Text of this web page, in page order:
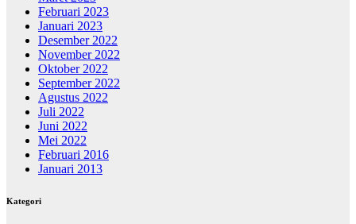
Februari 2023
Januari 2023
Desember 2022
November 2022
Oktober 2022
September 2022
Agustus 2022
Juli 2022
Juni 2022
Mei 2022
Februari 2016
Januari 2013
Kategori